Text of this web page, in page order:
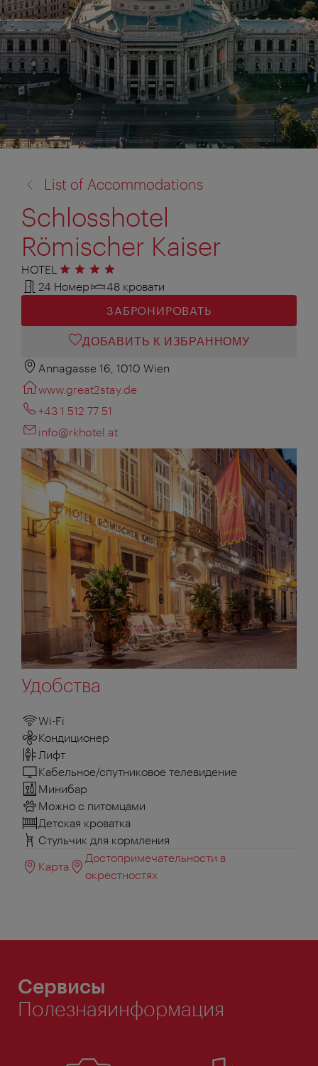
к:
List of Accommodations
Schlosshotel
Römischer Kaiser
HOTEL 4 звезды
24 Номер
48 кровати
ЗАБРОНИРОВАТЬ
ДОБАВИТЬ К ИЗБРАННОМУ
Annagasse 16, 1010 Wien
www.great2stay.de
+43 1 512 77 51
info@rkhotel.at
Удобства
Wi-Fi
Кондиционер
Лифт
Кабельное/спутниковое телевидение
Минибар
Можно с питомцами
Детская кроватка
Стульчик для кормления
Карта
Достопримечательности в
окрестностях
Сервисы
Полезнаяинформация